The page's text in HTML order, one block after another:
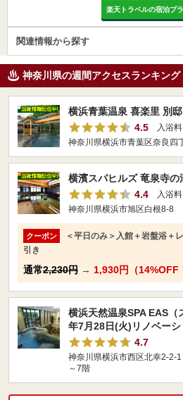
楽天トラベルの宿泊プ
関連情報から探す
神奈川県の週間アクセスランキング
横浜青葉温泉 喜楽里 別邸
4.5
入浴料
神奈川県横浜市青葉区奈良四
横濱スパヒルズ 竜泉寺の
4.4
入浴料
神奈川県横浜市旭区白根8-8
クーポン
＜平日のみ＞入館＋岩盤浴＋
引き
通常2,230円 → 1,930円（14%OFF
横浜天然温泉SPA EAS（
年7月28日(火)リノベーシ
4.7
神奈川県横浜市西区北幸2-2-
～7階